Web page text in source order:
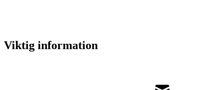
Viktig information